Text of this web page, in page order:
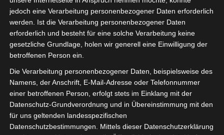
Funktionsweise und die maßgeblichen Eigenschaften
des neuen Wi-Fi 6 Standards und beantworten die
wichtigsten Fragen zu dieser Thematik. Im Fokus stehen
Effizienz, Flexibilität und Skalierbarkeit.
des Vorgängers Wi-Fi 5 und eine andere Bezeichnung für
den WLAN-Standard IEEE 802.11ax. Mit diesem neuen
Wi-Fi Standard, bei dem beide Frequenzbänder (2,4 GHz
und 5 GHz) genutzt werden können, erhöht sich die
Geschwindigkeit des Datentransfers um das etwa 1,5-
jedoch eine Verarbeitung personenbezogener Daten erforderlich
werden. Ist die Verarbeitung personenbezogener Daten
erforderlich und besteht für eine solche Verarbeitung keine
gesetzliche Grundlage, holen wir generell eine Einwilligung der
betroffenen Person ein.
Die Verarbeitung personenbezogener Daten, beispielsweise des
Namens, der Anschrift, E-Mail-Adresse oder Telefonnummer
einer betroffenen Person, erfolgt stets im Einklang mit der
Datenschutz-Grundverordnung und in Übereinstimmung mit den
für uns geltenden landesspezifischen
Datenschutzbestimmungen. Mittels dieser Datenschutzerklärung